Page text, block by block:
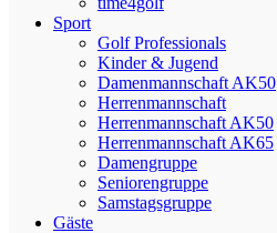
Sport
Golf Professionals
Kinder & Jugend
Damenmannschaft AK50
Herrenmannschaft
Herrenmannschaft AK50
Herrenmannschaft AK65
Damengruppe
Seniorengruppe
Samstagsgruppe
Gäste